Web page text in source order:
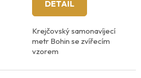
DETAIL
Krejčovský samonavíjecí
metr Bohin se zvířecím
vzorem
4 motivy